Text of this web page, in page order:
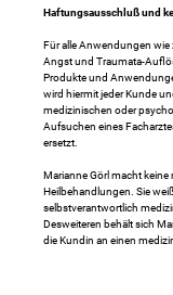
Haftungsausschluß und
Für alle Anwendungen wie
Angst und Traumata-
Produkte und
wird hiermit jeder Kunde
medizinischen oder
Aufsuchen eines
ersetzt.
Marianne Görl macht
Heilbehandlungen. Sie
selbstverantwortlich
Desweiteren behält sich
die Kundin an einen